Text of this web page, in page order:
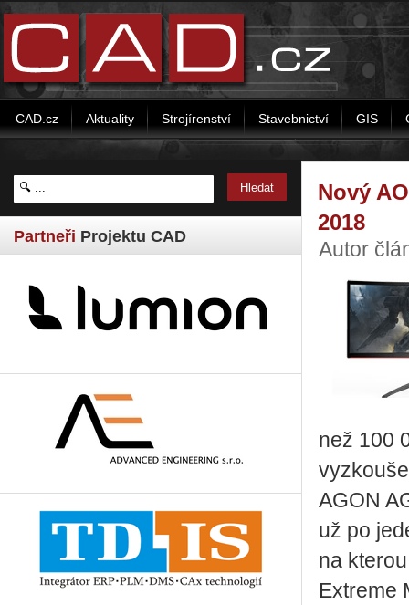
CAD.cz Aktuality Strojírenství Stavebnictví GIS
Partneři Projektu CAD
Nový
2018
Autor
než 100
AGON
už po
na
Extreme